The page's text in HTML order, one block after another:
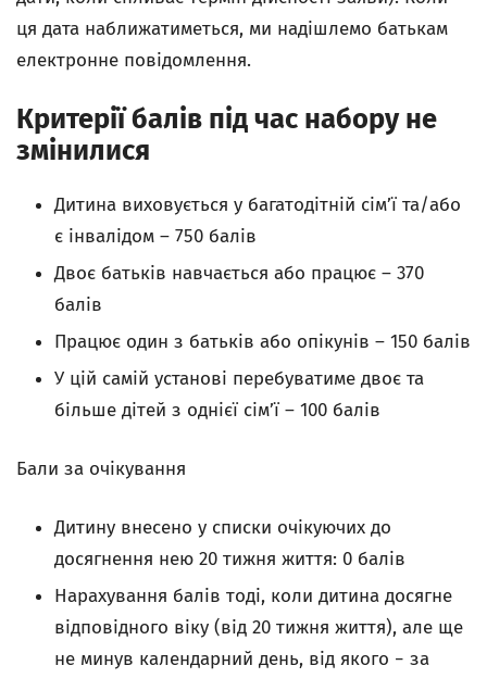
ця дата наближатиметься, ми надішлемо батькам
електронне повідомлення.
Критерії балів під час набору не
змінилися
Дитина виховується у багатодітній сім’ї та/або
є інвалідом – 750 балів
Двоє батьків навчається або працює – 370
балів
Працює один з батьків або опікунів – 150 балів
У цій самій установі перебуватиме двоє та
більше дітей з однієї сім’ї – 100 балів
Бали за очікування
Дитину внесено у списки очікуючих до
досягнення нею 20 тижня життя: 0 балів
Нарахування балів тоді, коли дитина досягне
відповідного віку (від 20 тижня життя), але ще
не минув календарний день, від якого − за